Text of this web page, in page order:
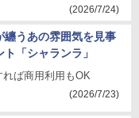
(2026/7/24)
纏うあの雰囲気を見事
「シャランラ」
れば商用利用もOK
(2026/7/23)